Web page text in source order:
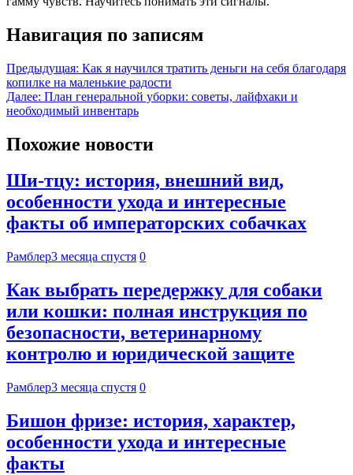
Навигация по записям
Предыдущая: Как я научился тратить деньги на себя благодаря
копилке на маленькие радости
Далее: План генеральной уборки: советы, лайфхаки и
необходимый инвентарь
Похожие новости
Ши-тцу: история, внешний вид,
особенности ухода и интересные
факты об императорских собачках
Рамблер3 месяца спустя 0
Как выбрать передержку для собаки
или кошки: полная инструкция по
безопасности, ветеринарному
контролю и юридической защите
Рамблер3 месяца спустя 0
Бишон фризе: история, характер,
особенности ухода и интересные
факты